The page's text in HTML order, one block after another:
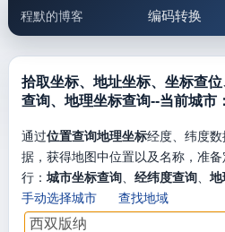
程默的博客 编码转换
邮件工具 生活便民
拾取坐标、地址坐标、坐标查
查询、地理坐标查询--当前城市
通过位置查询地理坐标经度、纬度
据，获得地图中位置以及名称，准
行： 城市坐标查询、 经纬度查询、 地
手动选择城市
查找地域